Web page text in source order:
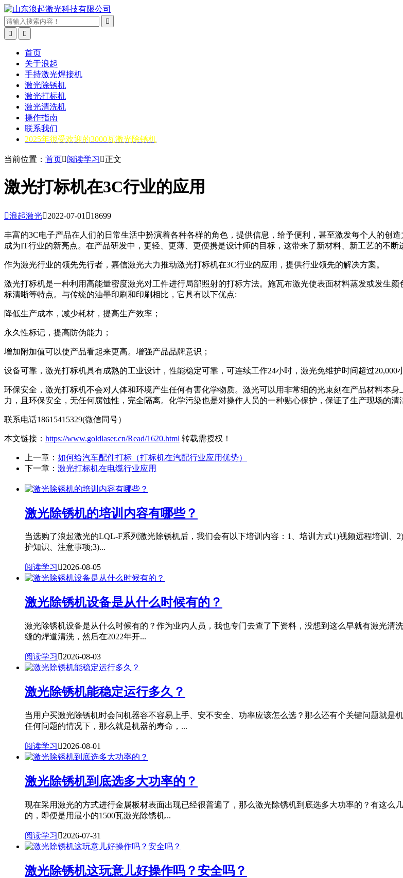



首页
关于浪起
手持激光焊接机
激光除锈机
激光打标机
激光清洗机
操作指南
联系我们
2025年很受欢迎的3000瓦激光除锈机
当前位置： 首页阅读学习 正文
激光打标机在3C行业的应用
浪起激光2022-07-01 18699
丰富的3C电子产品在人们的日常生活中扮演着各种各样的角色，提供信息，给予便利，甚至激发每个人的创
成为IT行业的新亮点。在产品研发中，更轻、更薄、更便携是设计师的目标，这带来了新材料、新工艺的不断
作为激光行业的领先先行者，嘉信激光大力推动激光打标机在3C行业的应用，提供行业领先的解决方案。
激光打标机是一种利用高能量密度激光对工件进行局部照射的打标方法。施瓦布激光使表面材料蒸发或发生
标清晰等特点。与传统的油墨印刷和印刷相比，它具有以下优点:
降低生产成本，减少耗材，提高生产效率；
永久性标记，提高防伪能力；
增加附加值可以使产品看起来更高。增强产品品牌意识；
设备可靠，激光打标机具有成熟的工业设计，性能稳定可靠，可连续工作24小时，激光免维护时间超过
环保安全，激光打标机不会对人体和环境产生任何有害化学物质。激光可以用非常细的光束刻在产品材料本
力，且环保安全，无任何腐蚀性，完全隔离。化学污染也是对操作人员的一种贴心保护，保证了生产现场的清
联系电话18615415329(微信同号）
本文链接： https://www.goldlaser.cn/Read/1620.html 转载需授权！
上一章： 如何给汽车配件打标（打标机在汽配行业应用优势）
下一章： 激光打标机在电缆行业应用
激光除锈机的培训内容有哪些？
当选购了浪起激光的LQL-F系列激光除锈机后，我们会有以下培训内容：1、培训方式1)视频远程培训
护知识、注意事项;3)...
阅读学习 2026-08-05
激光除锈机设备是从什么时候有的？
激光除锈机设备是从什么时候有的？作为业内人员，我也专门去查了下资料，没想到这么早就有激光清
缝的焊道清洗，然后在2022年开...
阅读学习 2026-08-03
激光除锈机能稳定运行多久？
当用户买激光除锈机时会问机器容不容易上手、安不安全、功率应该怎么选？那么还有个关键问题就是
任何问题的情况下，那么就是机器的寿命，...
阅读学习 2026-08-01
激光除锈机到底选多大功率的？
现在采用激光的方式进行金属板材表面出现已经很普遍了，那么激光除锈机到底选多大功率的？有这
的，即便是用最小的1500瓦激光除锈机...
阅读学习 2026-07-31
激光除锈机这玩意儿好操作吗？安全吗？